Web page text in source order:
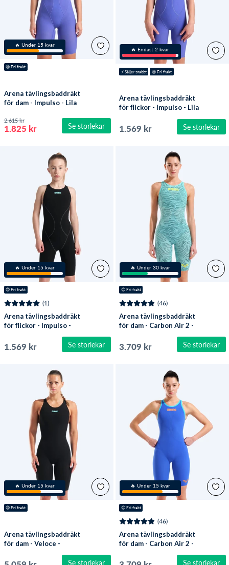
🔥 Under 15 kvar
😍 Fri frakt
Se storlekar
Arena tävlingsbaddräkt
för dam - Impulso - Lila
1.825 kr
2.615 kr
🔥 Endast 2 kvar
⚡️ Säljer snabbt 😍 Fri frakt
Se storlekar
Arena tävlingsbaddräkt
för flickor - Impulso - Lila
1.569 kr
🔥 Under 15 kvar
😍 Fri frakt
Se storlekar
(1)
Arena tävlingsbaddräkt
för flickor - Impulso -
1.569 kr
🔥 Under 30 kvar
😍 Fri frakt
Se storlekar
(46)
Arena tävlingsbaddräkt
för dam - Carbon Air 2 -
3.709 kr
🔥 Under 15 kvar
😍 Fri frakt
Se storlekar
Arena tävlingsbaddräkt
för dam - Veloce -
🔥 Under 15 kvar
😍 Fri frakt
Se storlekar
(46)
Arena tävlingsbaddräkt
för dam - Carbon Air 2 -